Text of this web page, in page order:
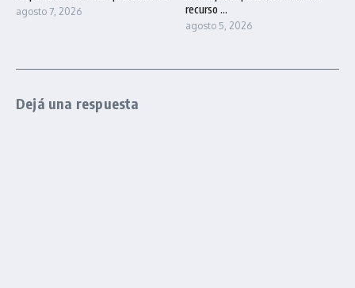
agosto 7, 2026
recurso ...
agosto 5, 2026
Dejá una respuesta